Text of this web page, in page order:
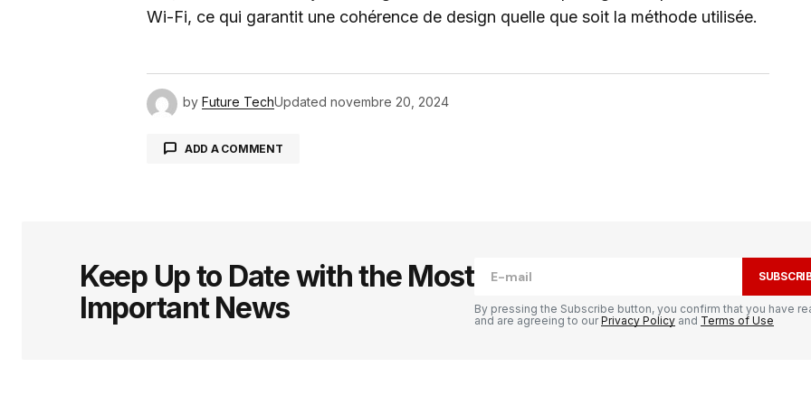
Wi-Fi, ce qui garantit une cohérence de design quelle que soit la méthode utilisée.
by Future TechUpdated novembre 20, 2024
ADD A COMMENT
Comment*
Keep Up to Date with the Most
Important News
By pressing the Subscribe button, you confirm that you have
and are agreeing to ourPrivacy Policy and Terms of Use